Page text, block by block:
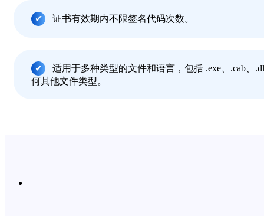
证书有效期内不限签名代码次数。
适用于多种类型的文件和语言，包括 .exe、.cab、
何其他文件类型。